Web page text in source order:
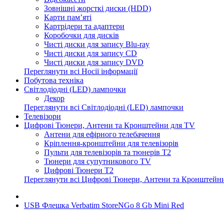
Зовнішні жорсткі диски (HDD)
Карти пам’яті
Картрідери та адаптери
Коробочки для дисків
Чисті диски для запису Blu-ray
Чисті диски для запису CD
Чисті диски для запису DVD
Переглянути всі Носії інформації
Побутова техніка
Світлодіодні (LED) лампочки
Декор
Переглянути всі Світлодіодні (LED) лампочки
Телевізори
Цифрові Тюнери, Антени та Кронштейни для TV
Антени для ефірного телебачення
Кріплення-кронштейни для телевізорів
Пульти для телевізорів та тюнерів T2
Тюнери для супутникового TV
Цифрові Тюнери T2
Переглянути всі Цифрові Тюнери, Антени та
USB Флешка Verbatim StoreNGo 8 Gb Mini Red